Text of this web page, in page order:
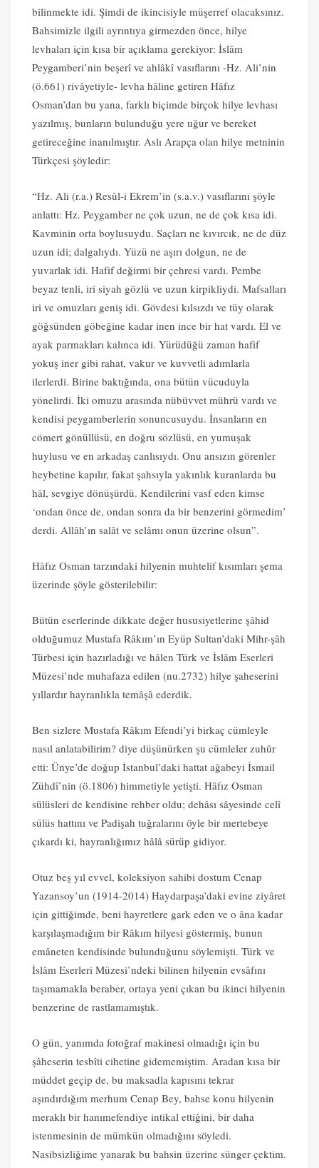
bilinmekte idi. Şimdi de ikincisiyle müşerref olacaksınız.
Bahsimizle ilgili ayrıntıya girmezden önce, hilye
levhaları için kısa bir açıklama gerekiyor: İslâm
Peygamberi’nin beşerî ve ahlâkî vasıflarını -Hz. Ali’nin
(ö.661) rivâyetiyle- levha hâline getiren Hâfız
Osman’dan bu yana, farklı biçimde birçok hilye levhası
yazılmış, bunların bulunduğu yere uğur ve bereket
getireceğine inanılmıştır. Aslı Arapça olan hilye metninin
Türkçesi şöyledir:
“Hz. Ali (r.a.) Resûl-i Ekrem’in (s.a.v.) vasıflarını şöyle
anlattı: Hz. Peygamber ne çok uzun, ne de çok kısa idi.
Kavminin orta boylusuydu. Saçları ne kıvırcık, ne de düz
uzun idi; dalgalıydı. Yüzü ne aşırı dolgun, ne de
yuvarlak idi. Hafif değirmi bir çehresi vardı. Pembe
beyaz tenli, iri siyah gözlü ve uzun kirpikliydi. Mafsalları
iri ve omuzları geniş idi. Gövdesi kılsızdı ve tüy olarak
göğsünden göbeğine kadar inen ince bir hat vardı. El ve
ayak parmakları kalınca idi. Yürüdüğü zaman hafif
yokuş iner gibi rahat, vakur ve kuvvetli adımlarla
ilerlerdi. Birine baktığında, ona bütün vücuduyla
yönelirdi. İki omuzu arasında nübüvvet mührü vardı ve
kendisi peygamberlerin sonuncusuydu. İnsanların en
cömert gönüllüsü, en doğru sözlüsü, en yumuşak
huylusu ve en arkadaş canlısıydı. Onu ansızın görenler
heybetine kapılır, fakat şahsıyla yakınlık kuranlarda bu
hâl, sevgiye dönüşürdü. Kendilerini vasf eden kimse
‘ondan önce de, ondan sonra da bir benzerini görmedim’
derdi. Allâh’ın salât ve selâmı onun üzerine olsun”.
Hâfız Osman tarzındaki hilyenin muhtelif kısımları şema
üzerinde şöyle gösterilebilir:
Bütün eserlerinde dikkate değer hususiyetlerine şâhid
olduğumuz Mustafa Râkım’ın Eyüp Sultan’daki Mihr-şâh
Türbesi için hazırladığı ve hâlen Türk ve İslâm Eserleri
Müzesi’nde muhafaza edilen (nu.2732) hilye şaheserini
yıllardır hayranlıkla temâşâ ederdik.
Ben sizlere Mustafa Râkım Efendi’yi birkaç cümleyle
nasıl anlatabilirim? diye düşünürken şu cümleler zuhûr
etti: Ünye’de doğup İstanbul’daki hattat ağabeyi İsmail
Zühdî’nin (ö.1806) himmetiyle yetişti. Hâfız Osman
sülüsleri de kendisine rehber oldu; dehâsı sâyesinde celî
sülüs hattını ve Padişah tuğralarını öyle bir mertebeye
çıkardı ki, hayranlığımız hâlâ sürüp gidiyor.
Otuz beş yıl evvel, koleksiyon sahibi dostum Cenap
Yazansoy’un (1914-2014) Haydarpaşa’daki evine ziyâret
için gittiğimde, beni hayretlere gark eden ve o âna kadar
karşılaşmadığım bir Râkım hilyesi göstermiş, bunun
emâneten kendisinde bulunduğunu söylemişti. Türk ve
İslâm Eserleri Müzesi’ndeki bilinen hilyenin evsâfını
taşımamakla beraber, ortaya yeni çıkan bu ikinci hilyenin
benzerine de rastlamamıştık.
O gün, yanımda fotoğraf makinesi olmadığı için bu
şâheserin tesbîti cihetine gidememiştim. Aradan kısa bir
müddet geçip de, bu maksadla kapısını tekrar
aşındırdığım merhum Cenap Bey, bahse konu hilyenin
meraklı bir hanımefendiye intikal ettiğini, bir daha
istenmesinin de mümkün olmadığını söyledi.
Nasibsizliğime yanarak bu bahsin üzerine sünger çektim.